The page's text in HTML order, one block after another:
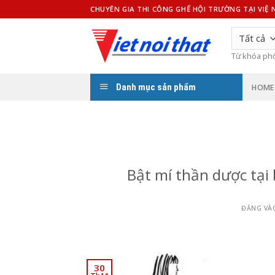
qua
CHUYÊN GIA THI CÔNG GHẾ HỘI TRƯỜNG TẠI VIỆ
Từ khóa
Danh mục sản phẩm HOME
Bật mí thần dược tại
ĐĂNG
30